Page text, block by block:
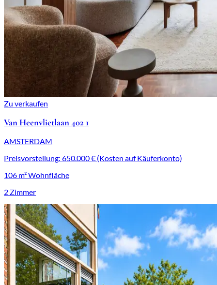
Zu verkaufen
Van Heenvlietlaan 402 1
AMSTERDAM
Preisvorstellung: 650.000 € (Kosten auf Käuferkonto)
106 m² Wohnfläche
2 Zimmer